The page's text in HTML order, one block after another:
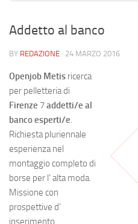
Addetto al banco
BY REDAZIONE · 24 MARZO 2016
Openjob Metis ricerca
per pelletteria di
Firenze 7addetti/e al
banco esperti/e.
Richiesta pluriennale
esperienza nel
montaggio completo di
borse per l’ alta moda.
Missione con
prospettive d’
inserimento.